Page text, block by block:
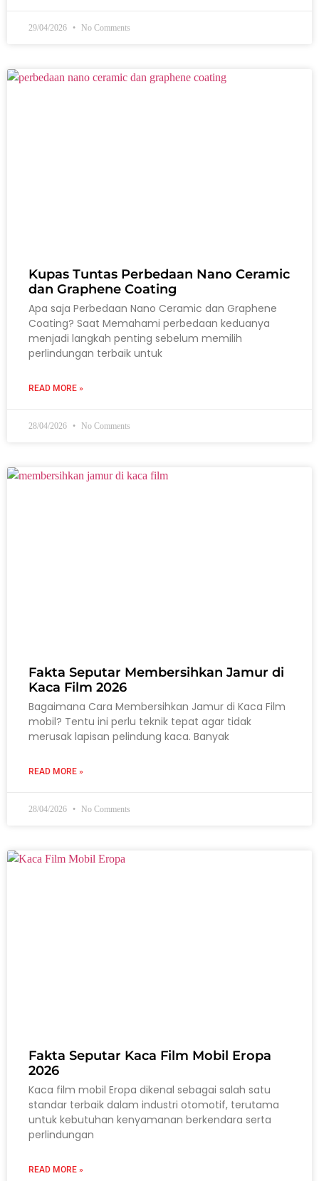
29/04/2026 No Comments
Kupas Tuntas Perbedaan Nano Ceramic
dan Graphene Coating
Apa saja Perbedaan Nano Ceramic dan Graphene
Coating? Saat Memahami perbedaan keduanya
menjadi langkah penting sebelum memilih
perlindungan terbaik untuk
READ MORE »
28/04/2026 No Comments
Fakta Seputar Membersihkan Jamur di
Kaca Film 2026
Bagaimana Cara Membersihkan Jamur di Kaca Film
mobil? Tentu ini perlu teknik tepat agar tidak
merusak lapisan pelindung kaca. Banyak
READ MORE »
28/04/2026 No Comments
Fakta Seputar Kaca Film Mobil Eropa
2026
Kaca film mobil Eropa dikenal sebagai salah satu
standar terbaik dalam industri otomotif, terutama
untuk kebutuhan kenyamanan berkendara serta
perlindungan
READ MORE »